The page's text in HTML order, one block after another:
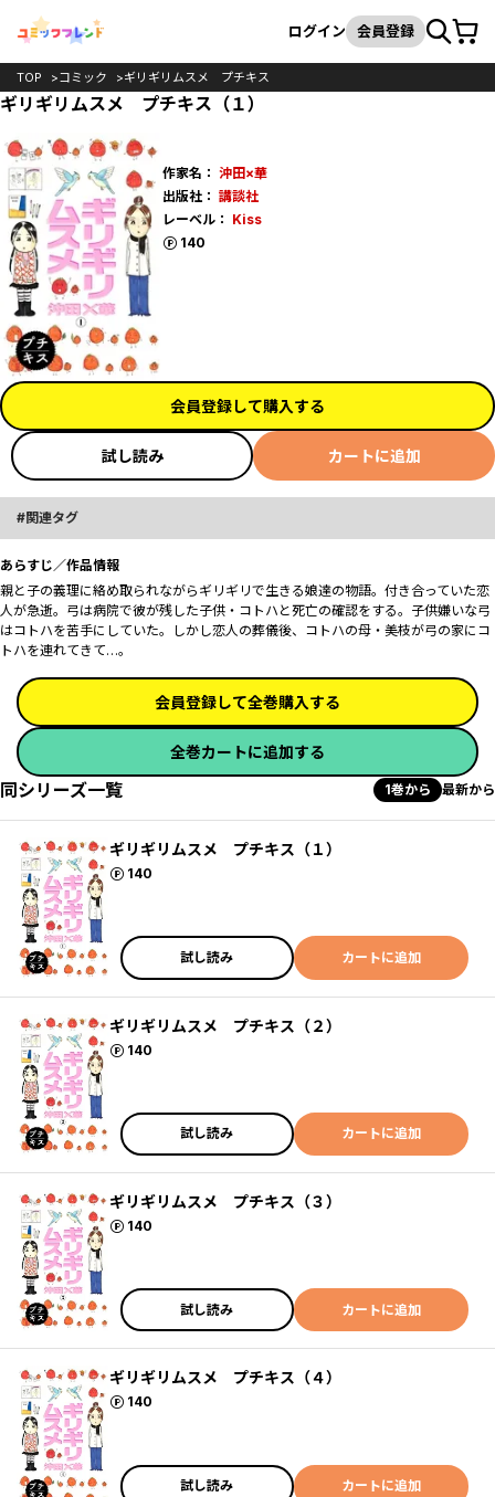
検索
ログイン 会員登録カート
TOP コミック ギリギリムスメ プチキス
ギリギリムスメ プチキス（１）
作家名： 沖田×華
出版社： 講談社
レーベル： Kiss
140
ポイント
会員登録して購入する
試し読み カートに追加
関連タグ
あらすじ／作品情報
親と子の義理に絡め取られながらギリギリで生きる娘達の物語。付き合っていた恋
人が急逝。弓は病院で彼が残した子供・コトハと死亡の確認をする。子供嫌いな弓
はコトハを苦手にしていた。しかし恋人の葬儀後、コトハの母・美枝が弓の家にコ
トハを連れてきて…。
会員登録して全巻購入する
全巻カートに追加する
同シリーズ一覧 1巻から 最新から
ギリギリムスメ プチキス（１）
140
ポイント
試し読み カートに追加
ギリギリムスメ プチキス（２）
140
ポイント
試し読み カートに追加
ギリギリムスメ プチキス（３）
140
ポイント
試し読み カートに追加
ギリギリムスメ プチキス（４）
140
ポイント
試し読み カートに追加